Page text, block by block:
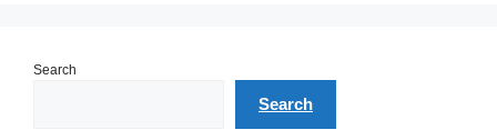
Search
Search